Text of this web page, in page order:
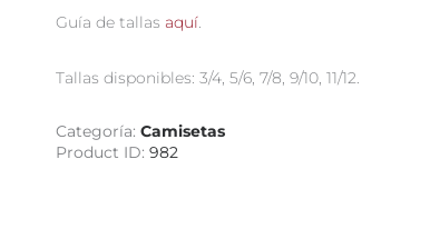
Guía de tallas aquí.
Tallas disponibles: 3/4, 5/6, 7/8, 9/10, 11/12.
Categoría: Camisetas
Product ID: 982